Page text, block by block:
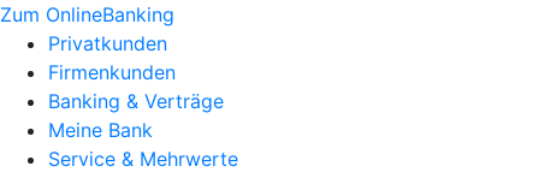
Zum OnlineBanking
Privatkunden
Firmenkunden
Banking & Verträge
Meine Bank
Service & Mehrwerte